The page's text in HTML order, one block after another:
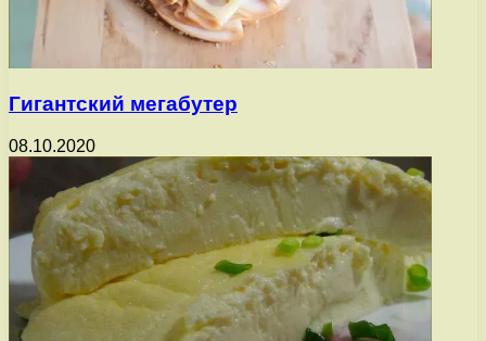
Гигантский мегабутер
08.10.2020